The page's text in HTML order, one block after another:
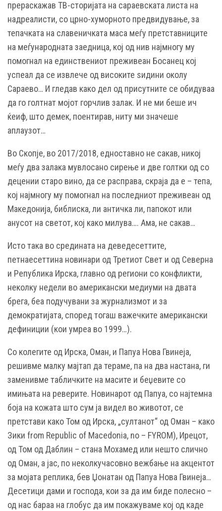
прераскажав ТВ-сторијата на сараевската листа на
надреалисти, со црно-хуморното предвидување, за
тепачката на славеничката маса меѓу претставниците
на меѓународната заедница, кој од нив најмногу му
помогнал на единствениот преживеан Босанец кој
успеал да се извлече од високите ѕидини околу
Сараево… И гледав како дел од присутните се обидуваа
да го голтнат мојот горчлив залак. И не ми беше ич
ќеиф, што демек, поентирав, ниту ми значеше
аплаузот…
Во Скопје, во 2017/2018, едноставно не сакав, никој
меѓу два залака мувлосано сирење и две голтки од со
децении старо вино, да се расправа, скраја да е – тепа,
кој најмногу му помогнал на последниот преживеан од
Македонија, библиска, ли античка ли, папокот или
анусот на светот, кој како милува…. Ама, не сакав…
Исто така во средината на деведесеттите,
петнаесеттина новинари од Третиот Свет и од Северна
и Република Ирска, главно од региони со конфликти,
неколку недели во американски медиуми на двата
брега, беа подучувани за журнализмот и за
демократијата, според тогаш важечките американски
дефиниции (кои умреа во 1999…).
Со колегите од Ирска, Оман, и Папуа Нова Гвинеја,
решивме малку мајтап да тераме, па на два настана, ги
заменивме табличките на масите и беџевите со
имињата на реверите. Новинарот од Папуа, со најтемна
боја на кожата што сум ја видел во животот, се
претстави како Том од Ирска, „султанот“ од Оман – како
Зики from Republic of Macedonia, no – FYROM), Ирецот,
од Том од Даблин – стана Мохамед или нешто слично
од Оман, а јас, по неколкучасовно вежбање на акцентот
за мојата реплика, бев Џонатан од Папуа Нова Гвинеја…
Десетици дами и господа, кои за да им биде полесно –
од нас бараа на глобус да им покажуваме кој од каде